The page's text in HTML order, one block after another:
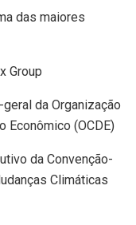
das maiores
Group
da Organização
Econômico (OCDE)
da Convenção-
Climáticas